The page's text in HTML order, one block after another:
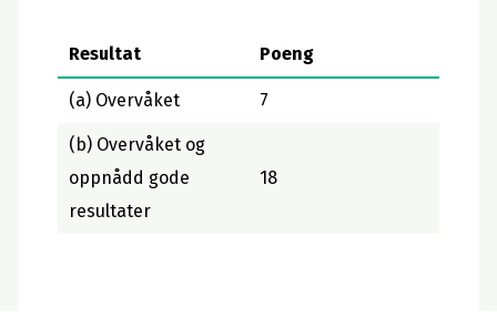
Resultat Poeng
(a) Overvåket 7
(b) Overvåket og
oppnådd gode
resultater
18